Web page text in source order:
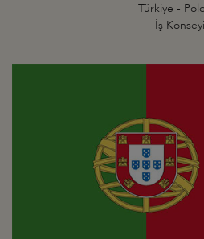
Türkiye -
İş Konseyi